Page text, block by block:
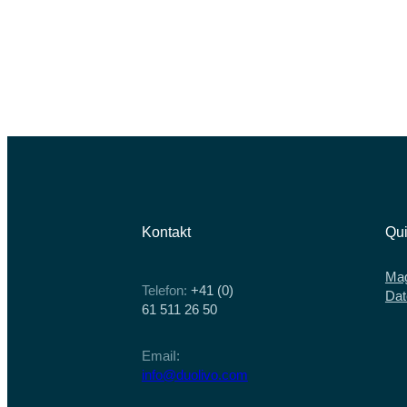
Kontakt
Telefon: +41 (0)
61 511 26 50
EmaiI:
info@duolivo.com